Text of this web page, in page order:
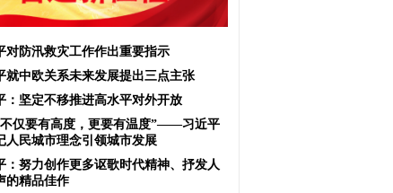
对防汛救灾工作作出重要指示
就中欧关系未来发展提出三点主张
：坚定不移推进高水平对外开放
仅要有高度，更要有温度”——习近平
人民城市理念引领城市发展
：努力创作更多讴歌时代精神、抒发人
的精品佳作